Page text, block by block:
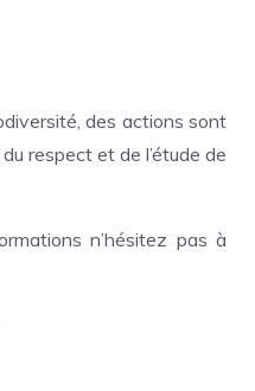
des actions sont
respect et de l’étude de
n’hésitez pas à